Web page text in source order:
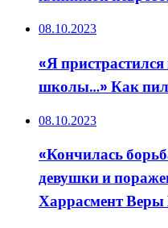
08.10.2023
«Я
школы…» Как
08.10.2023
«Кончилась
девушки и
Харрасмент Веры